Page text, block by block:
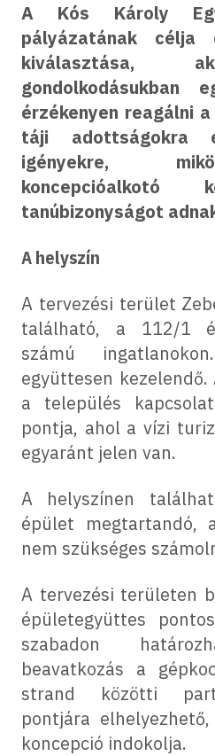
A Kós Károly
pályázatának célja
kiválasztása,
gondolkodásukban
érzékenyen reagálni
táji adottságokra
igényekre,
koncepcióalkotó
tanúbizonyságot
A helyszín
A tervezési terület
található, a 112/1
számú
együttesen
a település
pontja, ahol a vízi
egyaránt jelen van.
A helyszínen
épület megtartandó,
nem szükséges
A tervezési területen
épületegyüttes
szabadon
beavatkozás a
strand közötti
pontjára
koncepció indokolja.